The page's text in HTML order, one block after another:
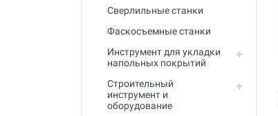
Сверлильные станки
Фаскосъемные станки
Инструмент для укладки
напольных покрытий
Строительный
инструмент и
оборудование